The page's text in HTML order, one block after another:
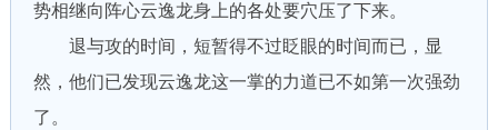
势相继向阵心云逸龙身上的各处要穴压了下来。
退与攻的时间，短暂得不过眨眼的时间而已，显
然，他们已发现云逸龙这一掌的力道已不如第一次强劲
了。